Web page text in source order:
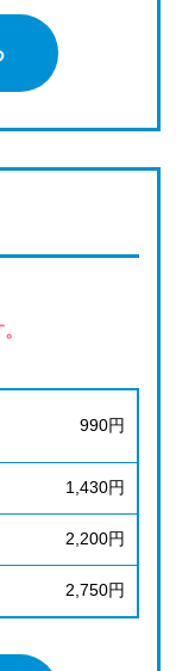
990円
1,430円
2,200円
2,750円